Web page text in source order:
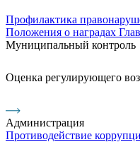
Профилактика
Положения о наградах
Муниципальный контроль
Оценка регулирующего
Администрация
Противодействие